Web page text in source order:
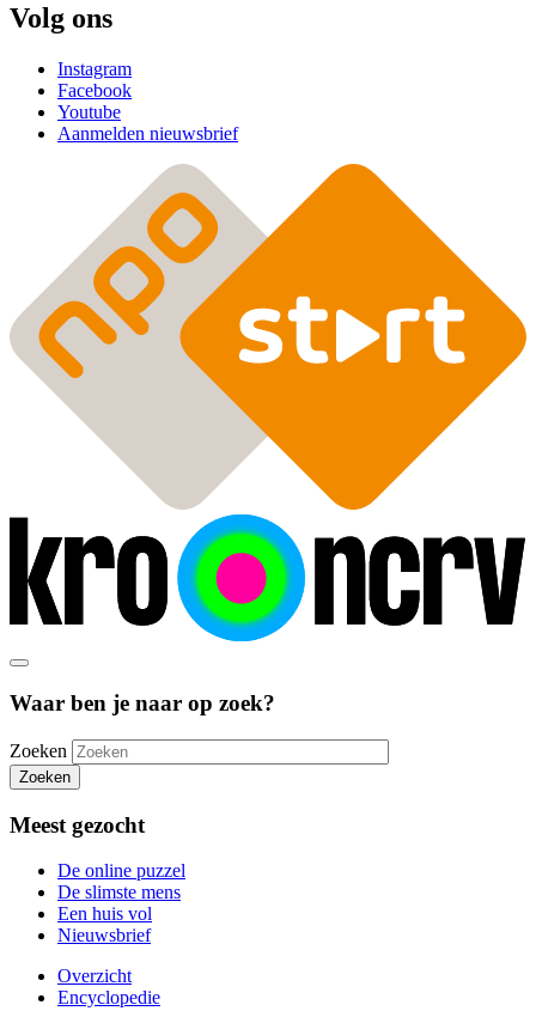
Volg ons
Instagram
Facebook
Youtube
Aanmelden nieuwsbrief
Waar ben je naar op zoek?
Zoeken
Zoeken
Meest gezocht
De online puzzel
De slimste mens
Een huis vol
Nieuwsbrief
Overzicht
Encyclopedie